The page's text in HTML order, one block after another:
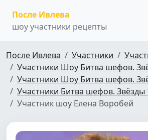
После Ивлева
шоу участники рецепты
После Ивлева Участники
Участники Шоу Битва шефов.
Участники Шоу Битва шефов.
Участники Битва шефов. Звёзды
Участник шоу Елена Воробей